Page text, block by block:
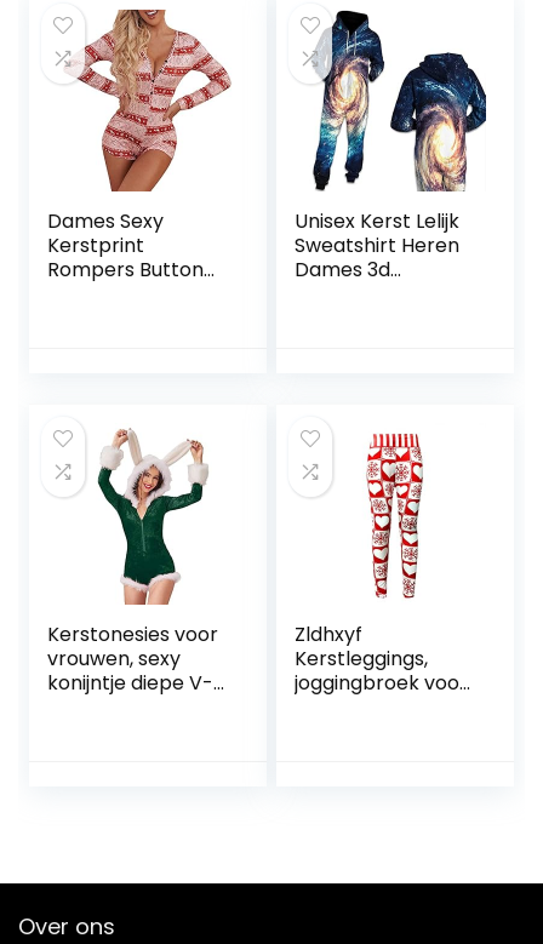
Dames Sexy
Kerstprint
Rompers Button
Unisex Kerst Lelijk
Sweatshirt Heren
Dames 3d
Kerstonesies voor
vrouwen, sexy
konijntje diepe V-
Zldhxyf
Kerstleggings,
joggingbroek voor
Over ons